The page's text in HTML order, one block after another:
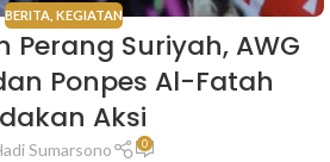
BERITA, KEGIATAN
Perang Suriyah, AWG
Ponpes Al-Fatah
Aksi
Sumarsono 0